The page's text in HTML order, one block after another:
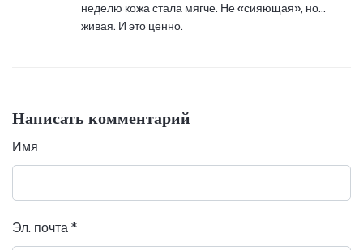
неделю кожа стала мягче. Не «сияющая», но…
живая. И это ценно.
Написать комментарий
Имя
Эл. почта *